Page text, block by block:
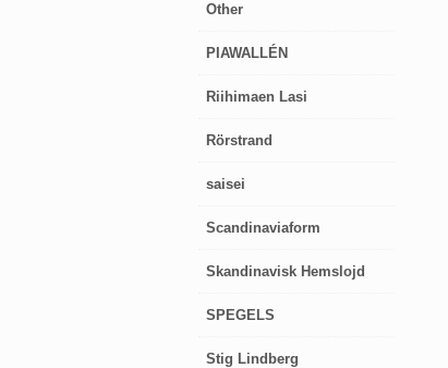
Other
PIAWALLÉN
Riihimaen Lasi
Rörstrand
saisei
Scandinaviaform
Skandinavisk Hemslojd
SPEGELS
Stig Lindberg